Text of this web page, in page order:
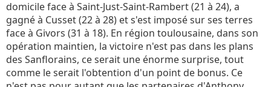
domicile face à Saint-Just-Saint-Rambert (21 à 24), a
gagné à Cusset (22 à 28) et s'est imposé sur ses terres
face à Givors (31 à 18). En région toulousaine, dans son
opération maintien, la victoire n'est pas dans les plans
des Sanflorains, ce serait une énorme surprise, tout
comme le serait l'obtention d'un point de bonus. Ce